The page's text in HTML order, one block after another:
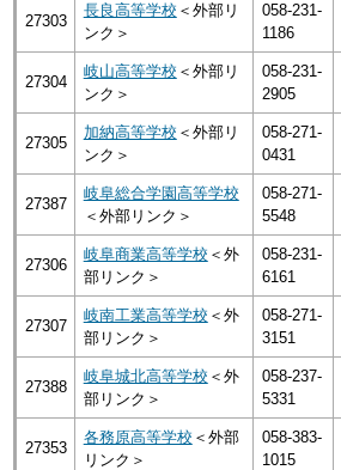
27303
長良高等学校 ＜外部リ
ンク＞
058-231-
1186
27304
岐山高等学校 ＜外部リ
ンク＞
058-231-
2905
27305
加納高等学校 ＜外部リ
ンク＞
058-271-
0431
27387
岐阜総合学園高等学校
＜外部リンク＞
058-271-
5548
27306
岐阜商業高等学校 ＜外
部リンク＞
058-231-
6161
27307
岐南工業高等学校 ＜外
部リンク＞
058-271-
3151
27388
岐阜城北高等学校 ＜外
部リンク＞
058-237-
5331
27353
各務原高等学校 ＜外部
リンク＞
058-383-
1015